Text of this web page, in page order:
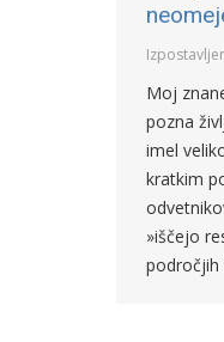
Moj
pozna
imel
kratkim
»iščejo
področjih